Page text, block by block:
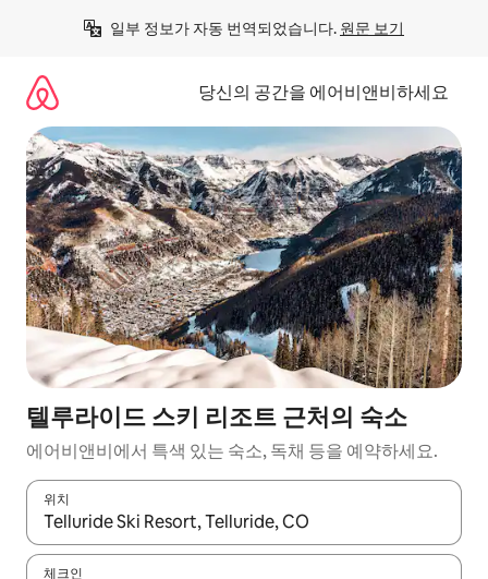
일부 정보가 자동 번역되었습니다. 원문 보기
당신의 공간을 에어비앤비하세요
텔루라이드 스키 리조트 근처의 숙소
에어비앤비에서 특색 있는 숙소, 독채 등을 예약하세요.
위치
결과가 나오면 위·아래 화살표 키를 사용하거나 터치 또는 스와이
체크인